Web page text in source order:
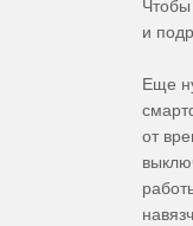
и
Еще
от